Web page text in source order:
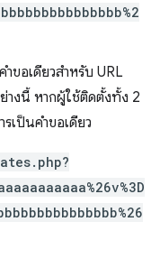
ขอเดียวสําหรับ URL
างนี้ หากผู้ใช้ติดตั้งทั้ง 2
เป็นคําขอเดียว